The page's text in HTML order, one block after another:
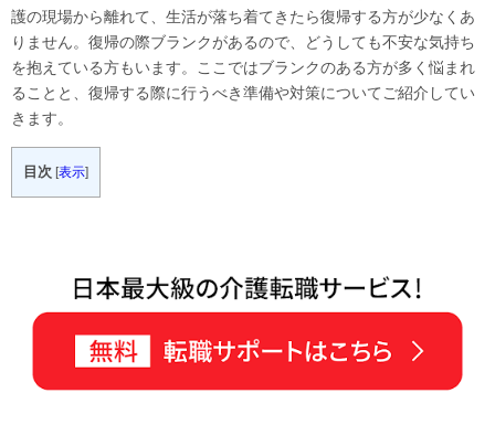
護の現場から離れて、生活が落ち着てきたら復帰する方が少なくあ
りません。 復帰の際ブランクがあるので、どうしても不安な気持ち
を抱えている方もいます。
ここではブランクのある方が多く悩まれ
ることと、復帰する際に行うべき準備や対策についてご紹介してい
きます。
目次 [表示]